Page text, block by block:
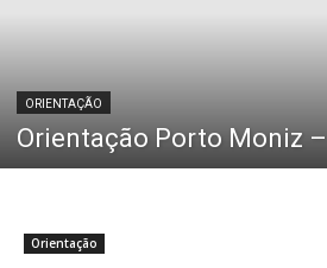
ORIENTAÇÃO
Orientação Porto Moniz
Orientação